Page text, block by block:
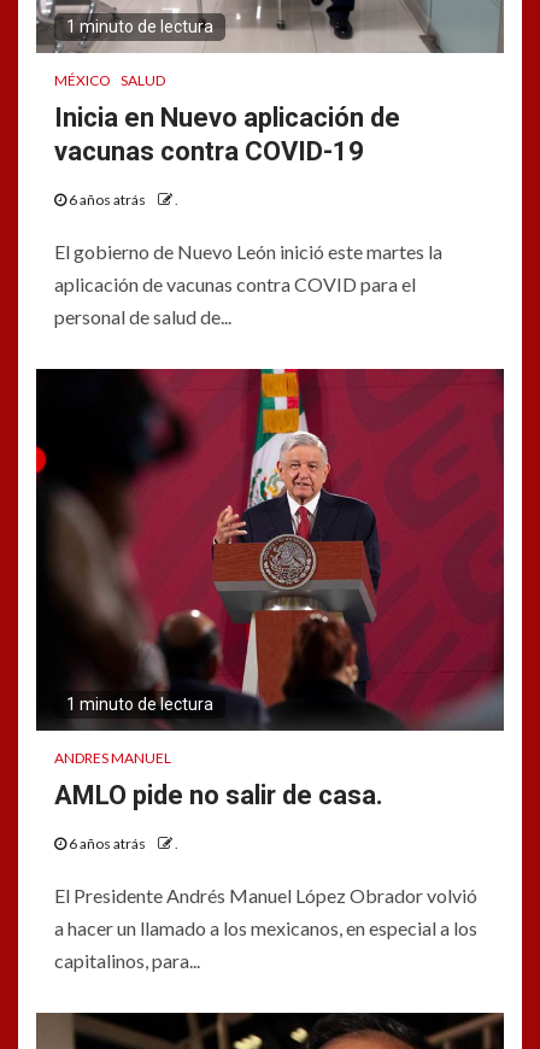
1 minuto de lectura
MÉXICO SALUD
Inicia en Nuevo aplicación de
vacunas contra COVID-19
6 años atrás .
El gobierno de Nuevo León inició este martes la
aplicación de vacunas contra COVID para el
personal de salud de...
1 minuto de lectura
ANDRES MANUEL
AMLO pide no salir de casa.
6 años atrás .
El Presidente Andrés Manuel López Obrador volvió
a hacer un llamado a los mexicanos, en especial a los
capitalinos, para...